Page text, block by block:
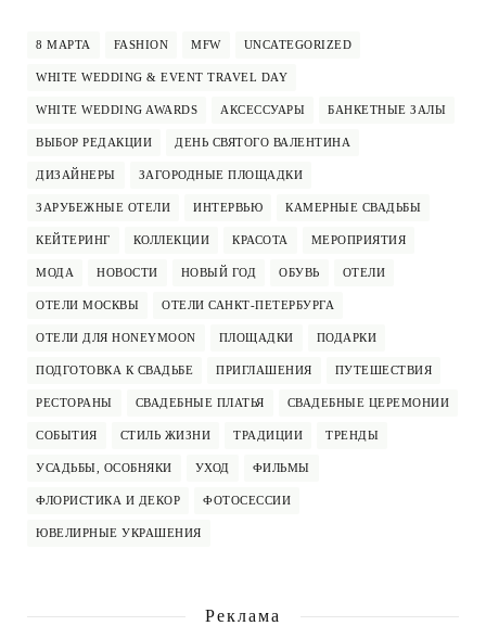
8 МАРТА FASHION MFW UNCATEGORIZED
WHITE WEDDING & EVENT TRAVEL DAY
WHITE WEDDING AWARDS АКСЕССУАРЫ БАНКЕТНЫЕ ЗАЛЫ
ВЫБОР РЕДАКЦИИ ДЕНЬ СВЯТОГО ВАЛЕНТИНА
ДИЗАЙНЕРЫ ЗАГОРОДНЫЕ ПЛОЩАДКИ
ЗАРУБЕЖНЫЕ ОТЕЛИ ИНТЕРВЬЮ КАМЕРНЫЕ СВАДЬБЫ
КЕЙТЕРИНГ КОЛЛЕКЦИИ КРАСОТА МЕРОПРИЯТИЯ
МОДА НОВОСТИ НОВЫЙ ГОД ОБУВЬ ОТЕЛИ
ОТЕЛИ МОСКВЫ ОТЕЛИ САНКТ-ПЕТЕРБУРГА
ОТЕЛИ ДЛЯ HONEYMOON ПЛОЩАДКИ ПОДАРКИ
ПОДГОТОВКА К СВАДЬБЕ ПРИГЛАШЕНИЯ ПУТЕШЕСТВИЯ
РЕСТОРАНЫ СВАДЕБНЫЕ ПЛАТЬЯ СВАДЕБНЫЕ ЦЕРЕМОНИИ
СОБЫТИЯ СТИЛЬ ЖИЗНИ ТРАДИЦИИ ТРЕНДЫ
УСАДЬБЫ, ОСОБНЯКИ УХОД ФИЛЬМЫ
ФЛОРИСТИКА И ДЕКОР ФОТОСЕССИИ
ЮВЕЛИРНЫЕ УКРАШЕНИЯ
Реклама